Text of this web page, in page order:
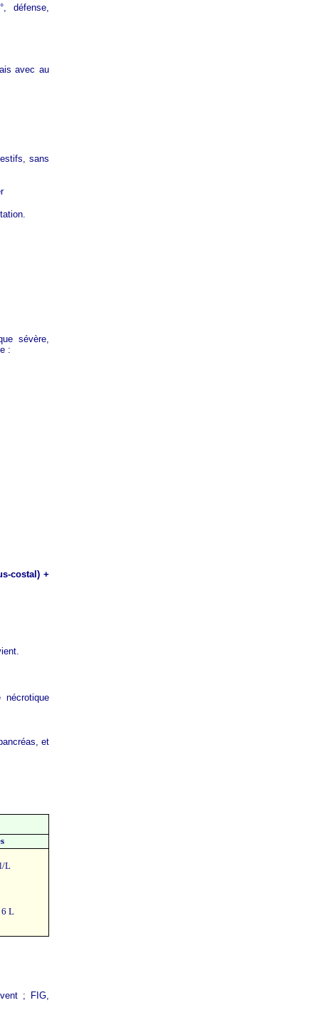
défense,
avec au
sans
sévère,
:
costal) +
et
L
6 L
; FIG,